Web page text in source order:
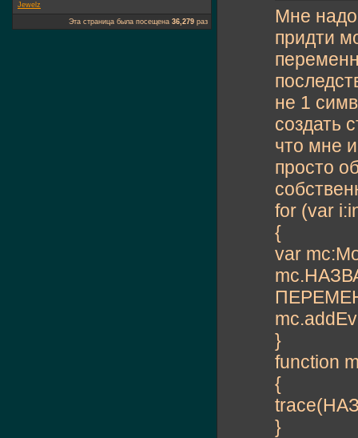
Мне
придти
не 1
создать
что мне
просто
for (var
{
var
}
function
{
}
Jewelz
Эта страница была посещена 36,279 раз